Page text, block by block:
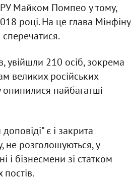
Майком Помпео у тому,
році. На це глава Мінфіну
увійшли 210 осіб, зокрема
великих російських
найбагатші
є і закрита
не розголошуються, у
і бізнесмени зі статком